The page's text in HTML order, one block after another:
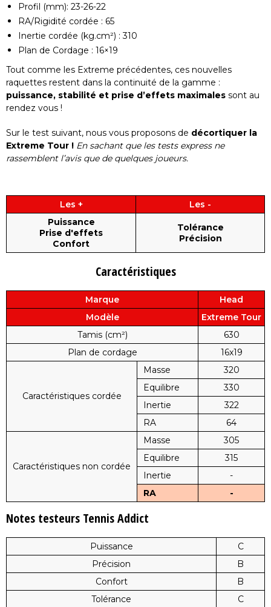
Profil (mm): 23-26-22
RA/Rigidité cordée : 65
Inertie cordée (kg.cm²) : 310
Plan de Cordage : 16×19
Tout comme les Extreme précédentes, ces nouvelles
raquettes restent dans la continuité de la gamme :
puissance, stabilité et prise d’effets maximales sont au
rendez vous !
Sur le test suivant, nous vous proposons de décortiquer la
Extreme Tour ! En sachant que les tests express ne
rassemblent l’avis que de quelques joueurs.
Les +
Les -
Puissance
Prise d'effets
Confort
Tolérance
Précision
Caractéristiques
Marque
Head
Modèle
Extreme Tour
Tamis (cm²)
630
Plan de cordage
16x19
Caractéristiques cordée
Masse
320
Equilibre
330
Inertie
322
RA
64
Caractéristiques non cordée
Masse
305
Equilibre
315
Inertie
-
RA
-
Notes testeurs Tennis Addict
Puissance
C
Précision
B
Confort
B
Tolérance
C